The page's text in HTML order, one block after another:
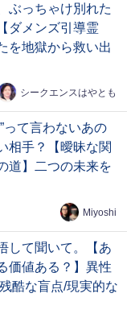
ぶっちゃけ別れた
ダメンズ引導霊
を地獄から救い出
シークエンスはやとも
って言わないあの
相手？【曖昧な関
道】二つの未来を
Miyoshi
て聞いて。【あ
価値ある？】異性
酷な盲点/現実的な